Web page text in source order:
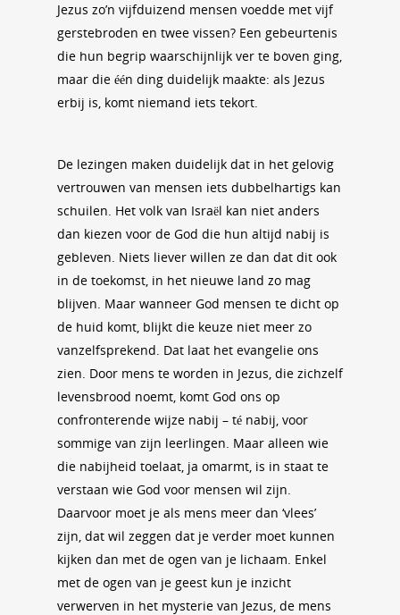
Jezus zo’n vijfduizend mensen voedde met vijf
gerstebroden en twee vissen? Een gebeurtenis
die hun begrip waarschijnlijk ver te boven ging,
maar die één ding duidelijk maakte: als Jezus
erbij is, komt niemand iets tekort.
De lezingen maken duidelijk dat in het gelovig
vertrouwen van mensen iets dubbelhartigs kan
schuilen. Het volk van Israël kan niet anders
dan kiezen voor de God die hun altijd nabij is
gebleven. Niets liever willen ze dan dat dit ook
in de toekomst, in het nieuwe land zo mag
blijven. Maar wanneer God mensen te dicht op
de huid komt, blijkt die keuze niet meer zo
vanzelfsprekend. Dat laat het evangelie ons
zien. Door mens te worden in Jezus, die zichzelf
levensbrood noemt, komt God ons op
confronterende wijze nabij – té nabij, voor
sommige van zijn leerlingen. Maar alleen wie
die nabijheid toelaat, ja omarmt, is in staat te
verstaan wie God voor mensen wil zijn.
Daarvoor moet je als mens meer dan ‘vlees’
zijn, dat wil zeggen dat je verder moet kunnen
kijken dan met de ogen van je lichaam. Enkel
met de ogen van je geest kun je inzicht
verwerven in het mysterie van Jezus, de mens